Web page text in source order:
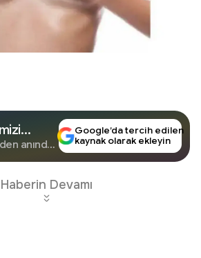
Takip
anında
Google’da tercih edilen
kaynak olarak ekleyin
Haberin Devamı